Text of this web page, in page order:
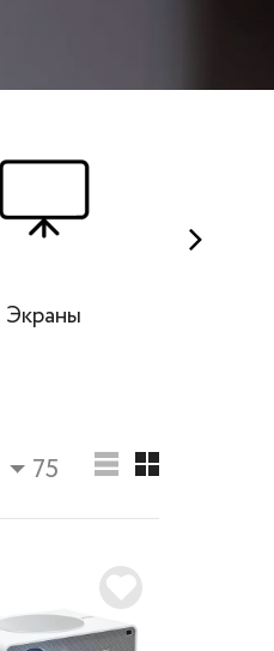
Экраны
75